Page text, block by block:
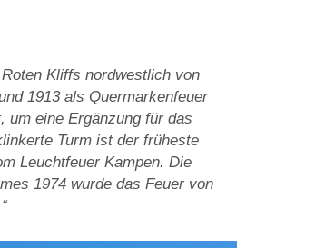
Kliffs nordwestlich von
1913 als Quermarkenfeuer
um eine Ergänzung für das
Turm ist der früheste
Leuchtfeuer Kampen. Die
1974 wurde das Feuer von